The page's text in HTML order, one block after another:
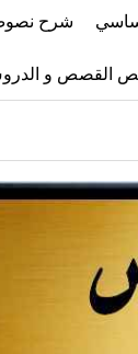
شرح نصوص
القصص و